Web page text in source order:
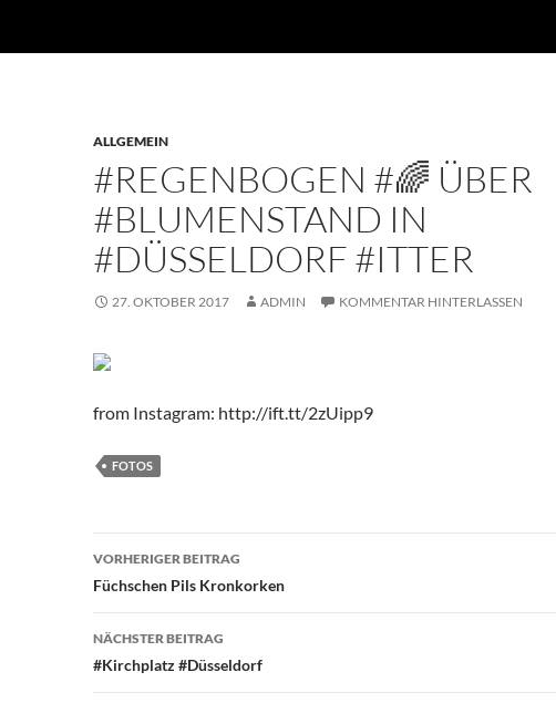
ALLGEMEIN
#REGENBOGEN #🌈 ÜBER
#BLUMENSTAND IN
#DÜSSELDORF #ITTER
27. OKTOBER 2017 ADMIN KOMMENTAR HINTERLASSEN
from Instagram: http://ift.tt/2zUipp9
FOTOS
Beitragsnavigation
VORHERIGER BEITRAG
Füchschen Pils Kronkorken
NÄCHSTER BEITRAG
#Kirchplatz #Düsseldorf